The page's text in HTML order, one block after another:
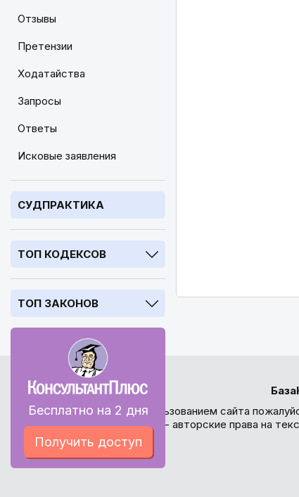
Отзывы
Претензии
Ходатайства
Запросы
Ответы
Исковые заявления
СУДПРАКТИКА
ТОП КОДЕКСОВ
ТОП ЗАКОНОВ
Бесплатно на 2 дня
Получить доступ
Перед использованием сайта
внимание - авторские права на